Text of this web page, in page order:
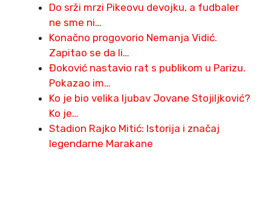
Do srži mrzi Pikeovu devojku, a fudbaler
ne sme ni…
Konačno progovorio Nemanja Vidić.
Zapitao se da li…
Đoković nastavio rat s publikom u Parizu.
Pokazao im…
Ko je bio velika ljubav Jovane Stojiljković?
Ko je…
Stadion Rajko Mitić: Istorija i značaj
legendarne Marakane